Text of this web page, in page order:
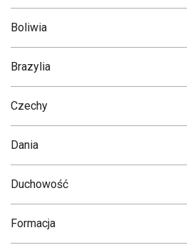
Boliwia
Brazylia
Czechy
Dania
Duchowość
Formacja